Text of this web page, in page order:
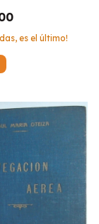
es el último!